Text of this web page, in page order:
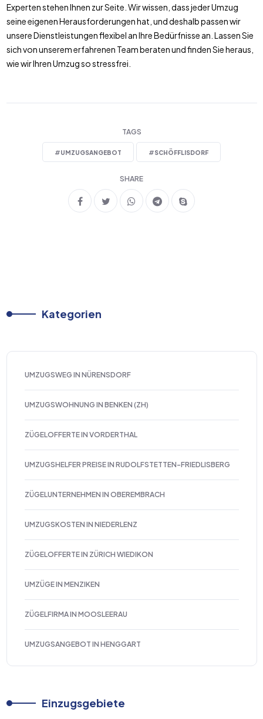
Experten stehen Ihnen zur Seite. Wir wissen, dass jeder Umzug
seine eigenen Herausforderungen hat, und deshalb passen wir
unsere Dienstleistungen flexibel an Ihre Bedürfnisse an. Lassen Sie
sich von unserem erfahrenen Team beraten und finden Sie heraus,
wie wir Ihren Umzug so stressfrei.
TAGS
#UMZUGSANGEBOT #SCHÖFFLISDORF
SHARE
Kategorien
UMZUGSWEG IN NÜRENSDORF
UMZUGSWOHNUNG IN BENKEN (ZH)
ZÜGELOFFERTE IN VORDERTHAL
UMZUGSHELFER PREISE IN RUDOLFSTETTEN-FRIEDLISBERG
ZÜGELUNTERNEHMEN IN OBEREMBRACH
UMZUGSKOSTEN IN NIEDERLENZ
ZÜGELOFFERTE IN ZÜRICH WIEDIKON
UMZÜGE IN MENZIKEN
ZÜGELFIRMA IN MOOSLEERAU
UMZUGSANGEBOT IN HENGGART
Einzugsgebiete